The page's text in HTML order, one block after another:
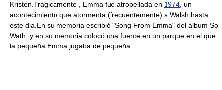
Kristen.Trágicamente , Emma fue atropellada en 1974 , un
acontecimiento que atormenta (frecuentemente) a Walsh hasta
este dia.En su memoria escribió "Song From Emma" del álbum So
Wath, y en su memoria colocó una fuente en un parque en el que
la pequeña Emma jugaba de pequeña.